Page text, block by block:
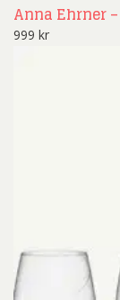
Anna Ehrner
999 kr